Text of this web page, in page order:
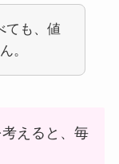
ても、値
。
えると、毎